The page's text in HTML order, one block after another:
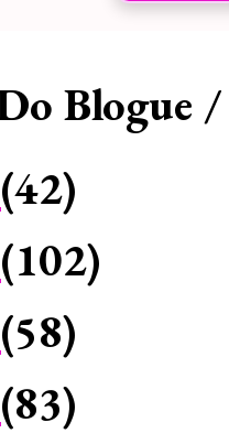
Blogue
(42)
(102)
(58)
(83)